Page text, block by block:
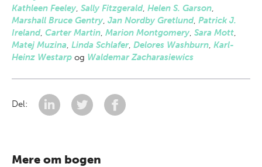
Kathleen Feeley, Sally Fitzgerald, Helen S. Garson,
Marshall Bruce Gentry, Jan Nordby Gretlund, Patrick J.
Ireland, Carter Martin, Marion Montgomery, Sara Mott,
Matej Muzina, Linda Schlafer, Delores Washburn, Karl-
Heinz Westarp og Waldemar Zacharasiewics
Del:
Mere om bogen